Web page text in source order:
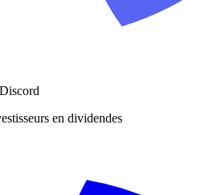
en dividendes